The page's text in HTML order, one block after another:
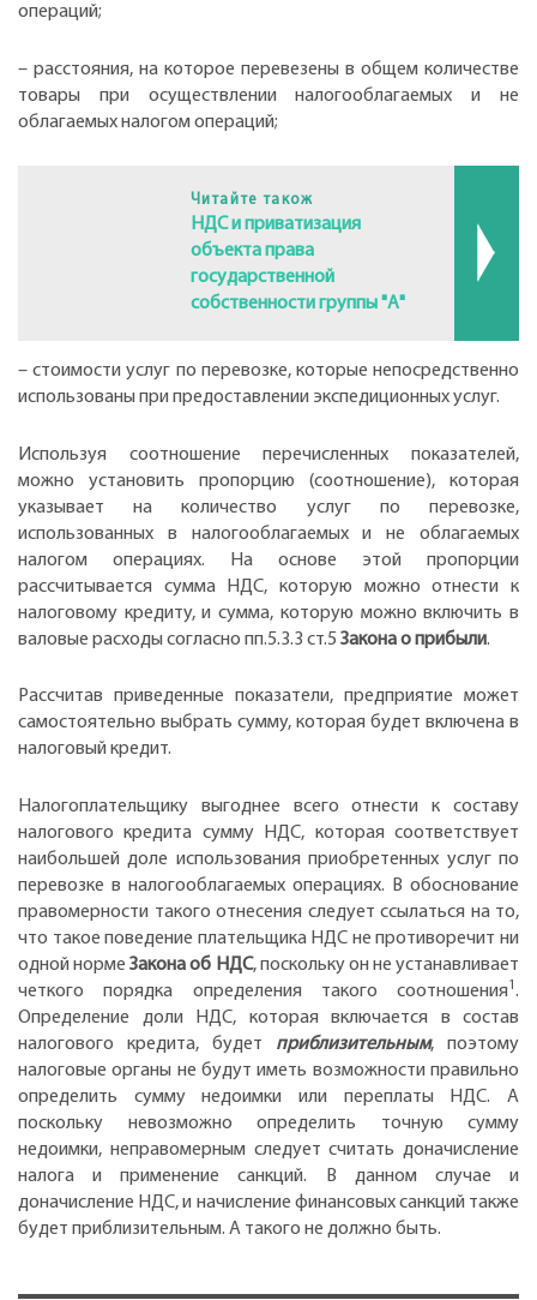
операций;
– расстояния, на которое перевезены в общем количестве
товары при осуществлении налогооблагаемых и не
облагаемых налогом операций;
Читайте також
НДС и приватизация
объекта права
государственной
собственности группы "А"
– стоимости услуг по перевозке, которые непосредственно
использованы при предоставлении экспедиционных услуг.
Используя соотношение перечисленных показателей,
можно установить пропорцию (соотношение), которая
указывает на количество услуг по перевозке,
использованных в налогооблагаемых и не облагаемых
налогом операциях. На основе этой пропорции
рассчитывается сумма НДС, которую можно отнести к
налоговому кредиту, и сумма, которую можно включить в
валовые расходы согласно пп.5.3.3 ст.5 Закона о прибыли.
Рассчитав приведенные показатели, предприятие может
самостоятельно выбрать сумму, которая будет включена в
налоговый кредит.
Налогоплательщику выгоднее всего отнести к составу
налогового кредита сумму НДС, которая соответствует
наибольшей доле использования приобретенных услуг по
перевозке в налогооблагаемых операциях. В обоснование
правомерности такого отнесения следует ссылаться на то,
что такое поведение плательщика НДС не противоречит ни
одной нормеЗакона об НДС, поскольку он не устанавливает
четкого порядка определения такого соотношения1 .
Определение доли НДС, которая включается в состав
налогового кредита, будет приблизительным, поэтому
налоговые органы не будут иметь возможности правильно
определить сумму недоимки или переплаты НДС. А
поскольку невозможно определить точную сумму
недоимки, неправомерным следует считать доначисление
налога и применение санкций. В данном случае и
доначисление НДС, и начисление финансовых санкций также
будет приблизительным. А такого не должно быть.